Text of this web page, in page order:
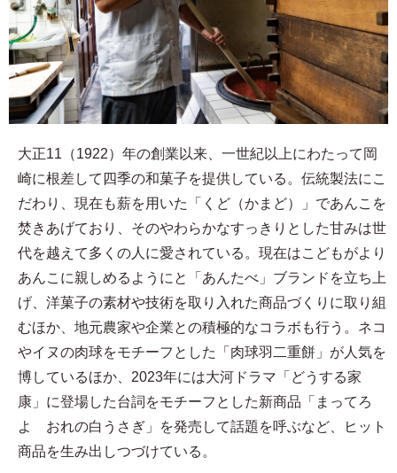
大正11（1922）年の創業以来、一世紀以上にわたって岡
崎に根差して四季の和菓子を提供している。伝統製法にこ
だわり、現在も薪を用いた「くど（かまど）」であんこを
焚きあげており、そのやわらかなすっきりとした甘みは世
代を越えて多くの人に愛されている。現在はこどもがより
あんこに親しめるようにと「あんたべ」ブランドを立ち上
げ、洋菓子の素材や技術を取り入れた商品づくりに取り組
むほか、地元農家や企業との積極的なコラボも行う。ネコ
やイヌの肉球をモチーフとした「肉球羽二重餅」が人気を
博しているほか、2023年には大河ドラマ「どうする家
康」に登場した台詞をモチーフとした新商品「まってろ
よ おれの白うさぎ」を発売して話題を呼ぶなど、ヒット
商品を生み出しつづけている。